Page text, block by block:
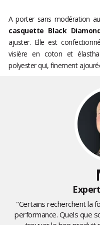
A porter sans modération
casquette Black
ajuster. Elle est
visière en coton et
polyester qui, finement
"Certains recherchent la
performance. Quels que